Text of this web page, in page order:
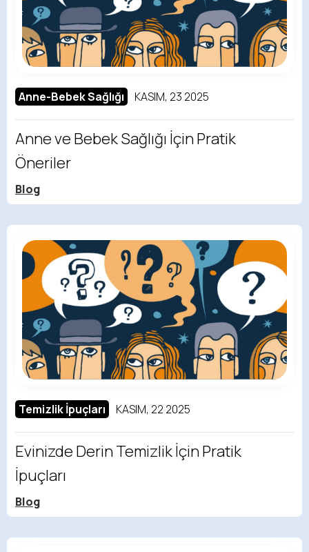
Anne-Bebek Sağlığı KASIM, 23 2025
Anne ve Bebek Sağlığı İçin Pratik
Öneriler
Blog
Temizlik İpuçları KASIM, 22 2025
Evinizde Derin Temizlik İçin Pratik
İpuçları
Blog